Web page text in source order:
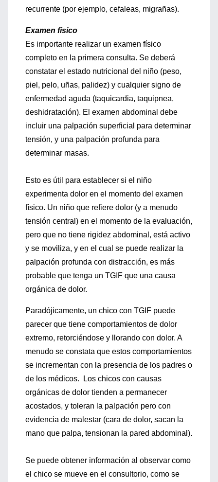
recurrente (por ejemplo, cefaleas, migrañas).
Examen físico
Es importante realizar un examen físico
completo en la primera consulta. Se deberá
constatar el estado nutricional del niño (peso,
piel, pelo, uñas, palidez) y cualquier signo de
enfermedad aguda (taquicardia, taquipnea,
deshidratación). El examen abdominal debe
incluir una palpación superficial para determinar
tensión, y una palpación profunda para
determinar masas.
Esto es útil para establecer si el niño
experimenta dolor en el momento del examen
físico. Un niño que refiere dolor (y a menudo
tensión central) en el momento de la evaluación,
pero que no tiene rigidez abdominal, está activo
y se moviliza, y en el cual se puede realizar la
palpación profunda con distracción, es más
probable que tenga un TGIF que una causa
orgánica de dolor.
Paradójicamente, un chico con TGIF puede
parecer que tiene comportamientos de dolor
extremo, retorciéndose y llorando con dolor. A
menudo se constata que estos comportamientos
se incrementan con la presencia de los padres o
de los médicos. Los chicos con causas
orgánicas de dolor tienden a permanecer
acostados, y toleran la palpación pero con
evidencia de malestar (cara de dolor, sacan la
mano que palpa, tensionan la pared abdominal).
Se puede obtener información al observar como
el chico se mueve en el consultorio, como se